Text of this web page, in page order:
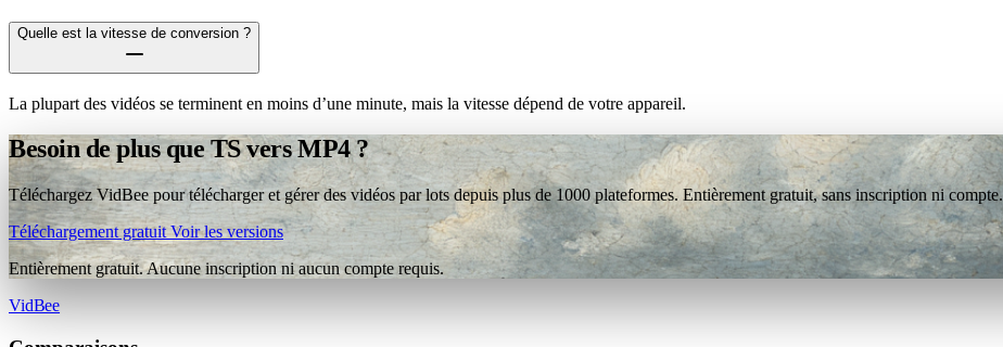
Quelle est la vitesse de conversion ?
La plupart des vidéos se terminent en moins d’une minute, mais la vitesse dépend de votre appareil.
Besoin de plus que TS vers MP4 ?
Téléchargez VidBee pour télécharger et gérer des vidéos par lots depuis plus de 1000 plateformes. Entièrement gratuit, sans inscription ni compte.
Téléchargement gratuitVoir les versions
Entièrement gratuit. Aucune inscription ni aucun compte requis.
VidBee